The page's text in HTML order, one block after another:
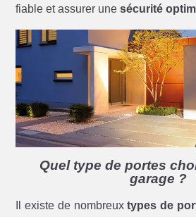
fiable et assurer unesécurité
Quel type de portes
garage ?
Il existe de nombreuxtypes de